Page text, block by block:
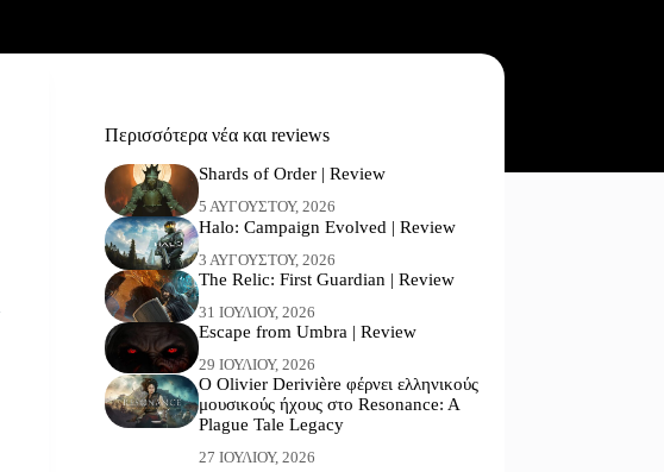
Περισσότερα νέα και reviews
Shards of Order | Review
5 ΑΥΓΟΎΣΤΟΥ, 2026
Halo: Campaign Evolved | Review
3 ΑΥΓΟΎΣΤΟΥ, 2026
The Relic: First Guardian | Review
31 ΙΟΥΛΊΟΥ, 2026
Escape from Umbra | Review
29 ΙΟΥΛΊΟΥ, 2026
Ο Olivier Derivière φέρνει ελληνικούς
μουσικούς ήχους στο Resonance: A
Plague Tale Legacy
27 ΙΟΥΛΊΟΥ, 2026